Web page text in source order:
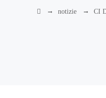
→ notizie → CI